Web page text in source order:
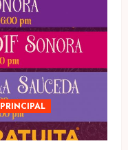
PRINCIPAL